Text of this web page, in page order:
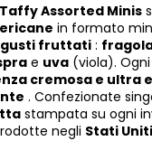
Assorted Minis
in formato
fruttati :
e uva (viola).
cremosa e ultra
. Confezionate
stampata su ogni
negli Stati Uniti